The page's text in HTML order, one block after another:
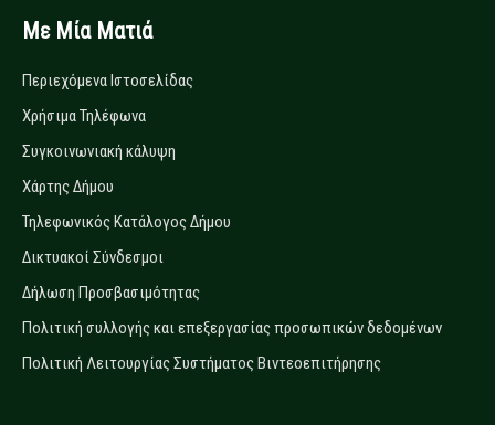
Με Μία Ματιά
Περιεχόμενα Ιστοσελίδας
Χρήσιμα Τηλέφωνα
Συγκοινωνιακή κάλυψη
Χάρτης Δήμου
Τηλεφωνικός Κατάλογος Δήμου
Δικτυακοί Σύνδεσμοι
Δήλωση Προσβασιμότητας
Πολιτική συλλογής και επεξεργασίας προσωπικών δεδομένων
Πολιτική Λειτουργίας Συστήματος Βιντεοεπιτήρησης